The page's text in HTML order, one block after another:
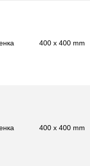
400 x 400 mm
400 x 400 mm